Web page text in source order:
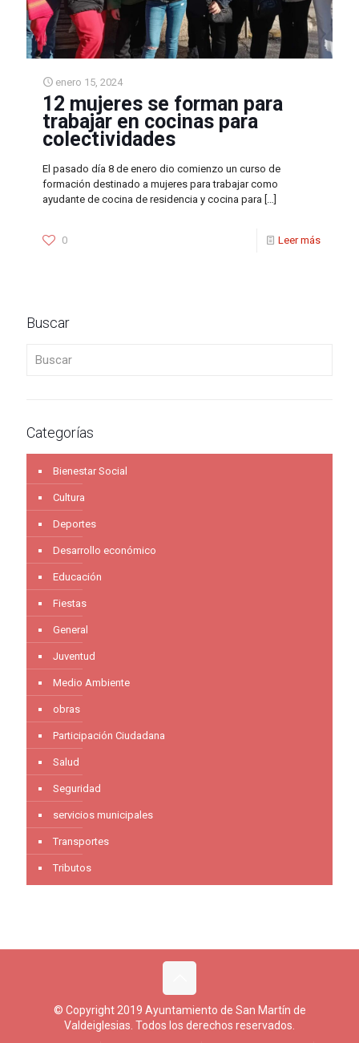
enero 15, 2024
12 mujeres se forman para
trabajar en cocinas para
colectividades
El pasado día 8 de enero dio comienzo un curso de
formación destinado a mujeres para trabajar como
ayudante de cocina de residencia y cocina para
0 Leer más
Buscar
Categorías
Bienestar Social
Cultura
Deportes
Desarrollo económico
Educación
Fiestas
General
Juventud
Medio Ambiente
obras
Participación Ciudadana
Salud
Seguridad
servicios municipales
Transportes
Tributos
© Copyright 2019 Ayuntamiento de San Martín de
Valdeiglesias. Todos los derechos reservados.